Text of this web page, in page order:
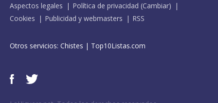
Aspectos legales
Política de privacidad (Cambiar)
Cookies
Publicidad y webmasters RSS
Otros servicios: Chistes | Top10Listas.com